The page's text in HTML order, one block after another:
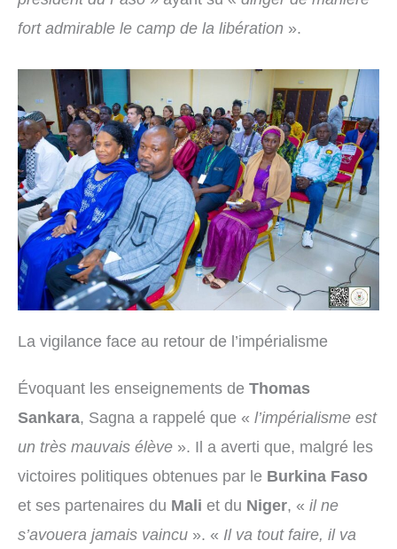
fort admirable le camp de la libération ».
La vigilance face au retour de l’impérialisme
Évoquant les enseignements de Thomas
Sankara, Sagna a rappelé que « l’impérialisme est
un très mauvais élève ». Il a averti que, malgré les
victoires politiques obtenues par le Burkina Faso
et ses partenaires du Mali et du Niger, « il ne
s’avouera jamais vaincu ». « Il va tout faire, il va